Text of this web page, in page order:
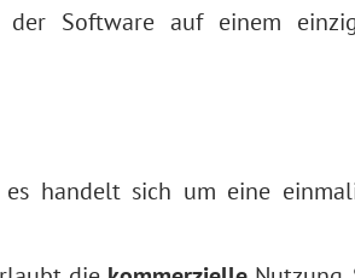
Software auf einem
es handelt sich um eine